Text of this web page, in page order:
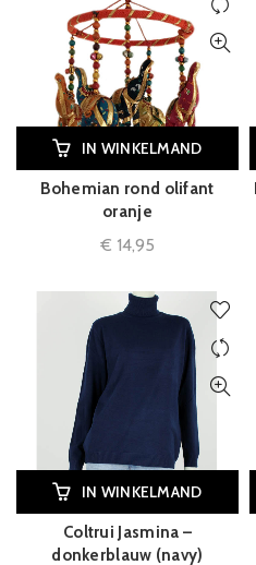
IN WINKELMAND
Bohemian rond olifant
oranje
€ 14,95
IN WINKELMAND
Coltrui Jasmina –
donkerblauw (navy)